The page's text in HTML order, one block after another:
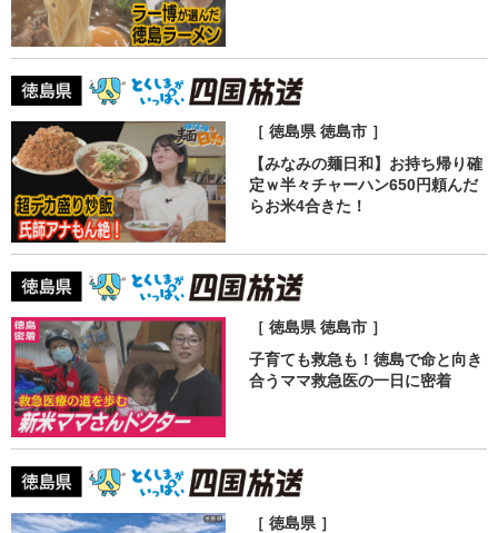
［ 徳島県 徳島市 ］
【みなみの麺日和】お持ち帰り確
定ｗ半々チャーハン650円頼んだ
らお米4合きた！
［ 徳島県 徳島市 ］
子育ても救急も！徳島で命と向き
合うママ救急医の一日に密着
［ 徳島県 ］